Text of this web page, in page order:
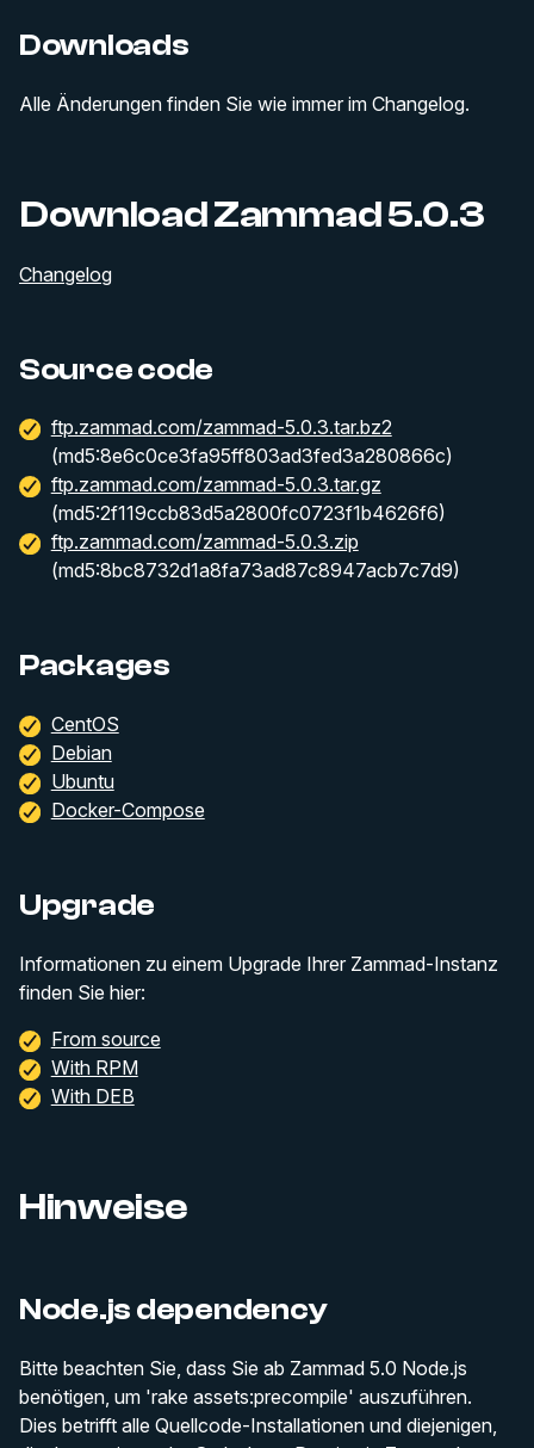
Downloads
Alle Änderungen finden Sie wie immer im Changelog.
Download Zammad 5.0.3
Changelog
Source code
ftp.zammad.com/zammad-5.0.3.tar.bz2
(md5:8e6c0ce3fa95ff803ad3fed3a280866c)
ftp.zammad.com/zammad-5.0.3.tar.gz
(md5:2f119ccb83d5a2800fc0723f1b4626f6)
ftp.zammad.com/zammad-5.0.3.zip
(md5:8bc8732d1a8fa73ad87c8947acb7c7d9)
Packages
CentOS
Debian
Ubuntu
Docker-Compose
Upgrade
Informationen zu einem Upgrade Ihrer Zammad-Instanz
finden Sie hier:
From source
With RPM
With DEB
Hinweise
Node.js dependency
Bitte beachten Sie, dass Sie ab Zammad 5.0 Node.js
benötigen, um 'rake assets:precompile' auszuführen.
Dies betrifft alle Quellcode-Installationen und diejenigen,